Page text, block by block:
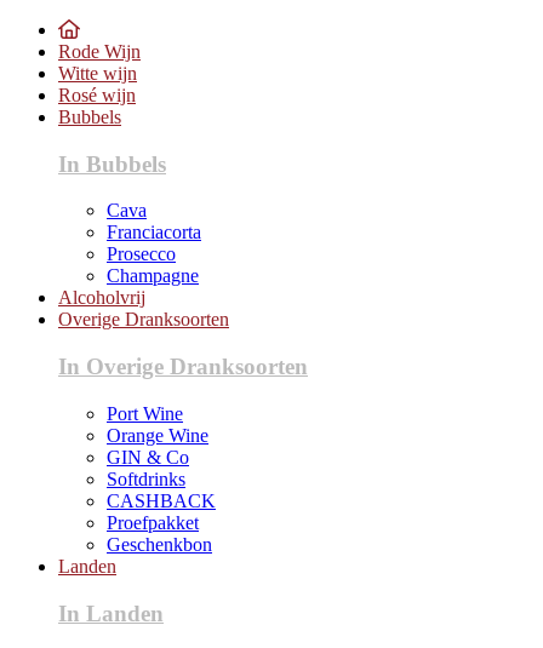
Rode Wijn
Witte wijn
Rosé wijn
Bubbels
In Bubbels
Cava
Franciacorta
Prosecco
Champagne
Alcoholvrij
Overige Dranksoorten
In Overige Dranksoorten
Port Wine
Orange Wine
GIN & Co
Softdrinks
CASHBACK
Proefpakket
Geschenkbon
Landen
In Landen